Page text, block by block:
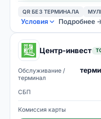
QR БЕЗ ТЕРМИНАЛА
Условия Подробнее
Центр-инвест
Обслуживание /
терминал
СБП
Комиссия карты